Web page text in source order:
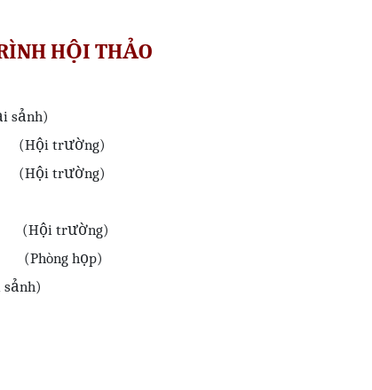
HỘI THẢO
sảnh)
(Hội trường)
(Hội trường)
(Hội trường)
(Phòng họp)